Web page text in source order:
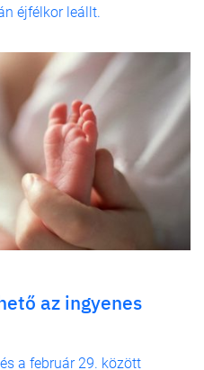
éjfélkor leállt.
az ingyenes
a február 29. között